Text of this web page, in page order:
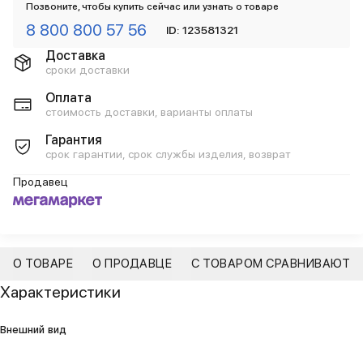
Позвоните, чтобы купить сейчас или узнать о товаре
8 800 800 57 56 ID: 123581321
Доставка
сроки доставки
Оплата
стоимость доставки, варианты оплаты
Гарантия
срок гарантии, срок службы изделия, возврат
Продавец
О ТОВАРЕ О ПРОДАВЦЕ С ТОВАРОМ СРАВНИВАЮТ
Характеристики
Внешний вид